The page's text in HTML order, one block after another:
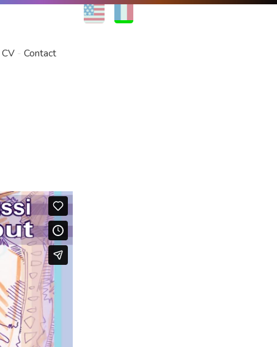
EN
CV Contact